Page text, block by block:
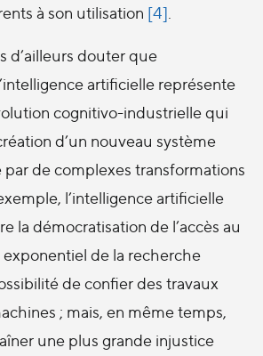
à son utilisation [4]
d’ailleurs douter que
artificielle représente
cognitivo-industrielle qui
d’un nouveau système
par de complexes transformations
l’intelligence artificielle
la démocratisation de l’accès au
exponentiel de la recherche
de confier des travaux
; mais, en même temps,
une plus grande injustice